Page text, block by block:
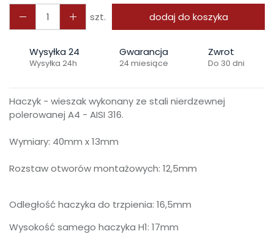
szt. dodaj do koszyka
Wysyłka 24
Wysyłka 24h
Gwarancja
24 miesiące
Zwrot
Do 30 dni
Haczyk - wieszak wykonany ze stali nierdzewnej
polerowanej A4 - AISI 316.
Wymiary: 40mm x 13mm
Rozstaw otworów montażowych: 12,5mm
Odległość haczyka do trzpienia: 16,5mm
Wysokość samego haczyka H1: 17mm